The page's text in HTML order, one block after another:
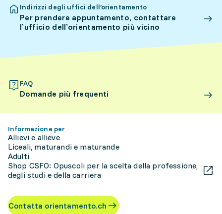
Indirizzi degli uffici dell’orientamento
Per prendere appuntamento, contattare
l’ufficio dell’orientamento più vicino
FAQ
Domande più frequenti
Informazione per
Allievi e allieve
Liceali, maturandi e maturande
Adulti
Shop CSFO: Opuscoli per la scelta della professione,
degli studi e della carriera
Contatta orientamento.ch